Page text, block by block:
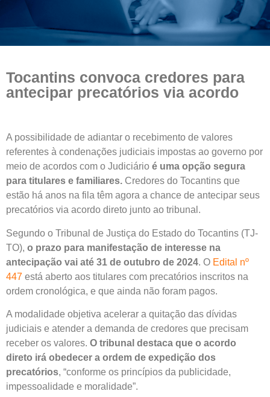
Tocantins convoca credores para
antecipar precatórios via acordo
A possibilidade de adiantar o recebimento de valores
referentes à condenações judiciais impostas ao governo por
meio de acordos com o Judiciário é uma opção segura
para titulares e familiares. Credores do Tocantins que
estão há anos na fila têm agora a chance de antecipar seus
precatórios via acordo direto junto ao tribunal.
Segundo o Tribunal de Justiça do Estado do Tocantins (TJ-
TO), o prazo para manifestação de interesse na
antecipação vai até 31 de outubro de 2024. O Edital nº
447 está aberto aos titulares com precatórios inscritos na
ordem cronológica, e que ainda não foram pagos.
A modalidade objetiva acelerar a quitação das dívidas
judiciais e atender a demanda de credores que precisam
receber os valores. O tribunal destaca que o acordo
direto irá obedecer a ordem de expedição dos
precatórios, “conforme os princípios da publicidade,
impessoalidade e moralidade”.